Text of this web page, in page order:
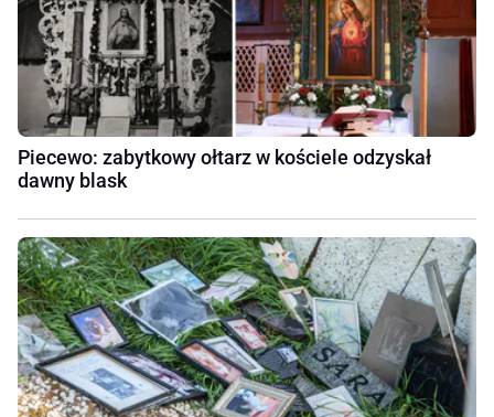
Piecewo: zabytkowy ołtarz w kościele odzyskał
dawny blask